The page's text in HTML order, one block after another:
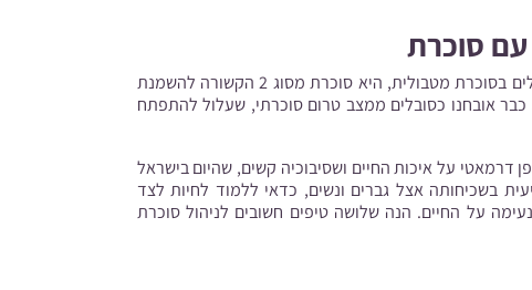
סוכרת
בישראל, כ – 550,000 חולים פעילים בסוכרת (90% מהם חולים בסוכרת מטבולית, היא סוכרת מסוג 2 הקשורה להשמנת
יתר ולצריכה מופרזת של סוכרים בתזונה) ועוד כ – 500,000 כבר אובחנו כסובלים ממצב טרום סוכרתי, שעלול להתפתח
על איכות החיים ושסיבוכיה קשים, שהיום בישראל
בשכיחותה אצל גברים ונשים, כדאי ללמוד לחיות לצד
על החיים. הנה שלושה טיפים חשובים לניהול סוכרת